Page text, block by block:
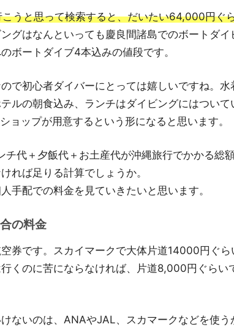
うと思って検索すると、だいたい64,000円ぐ
グはなんといっても慶良間諸島でのボートダイ
ボートダイブ4本込みの値段です。
で初心者ダイバーにとっては嬉しいですね。水
ルの朝食込み、ランチはダイビングにはついて
ョップが用意するという形になると思います。
代＋夕飯代＋お土産代が沖縄旅行でかかる総
れば足りる計算でしょうか。
手配での料金を見ていきたいと思います。
の料金
券です。スカイマークで大体片道14000円ぐら
くのに苦にならなければ、片道8,000円ぐらい
ないのは、ANAやJAL、スカマークなどを使う